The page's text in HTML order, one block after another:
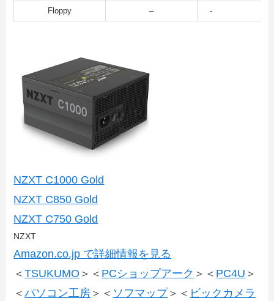
Floppy – -
NZXT C1000 Gold
NZXT C850 Gold
NZXT C750 Gold
NZXT
Amazon.co.jp で詳細情報を見る
＜TSUKUMO ＞＜ PCショップアーク ＞＜ PC4U ＞
＜パソコン工房 ＞＜ ソフマップ＞＜ ビックカメラ